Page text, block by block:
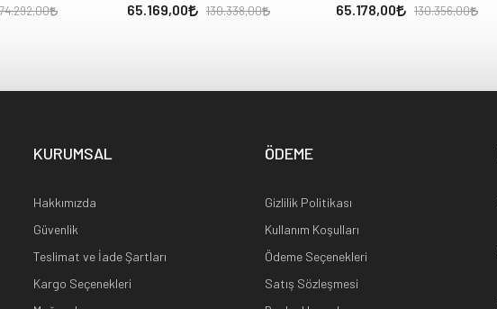
74.292,00
65.169,00
130.338,00
65.178,00
130.356,00
KURUMSAL
Hakkımızda
Güvenlik
Teslimat ve İade Şartları
Kargo Seçenekleri
ÖDEME
Gizlilik Politikası
Kullanım Koşulları
Ödeme Seçenekleri
Satış Sözleşmesi